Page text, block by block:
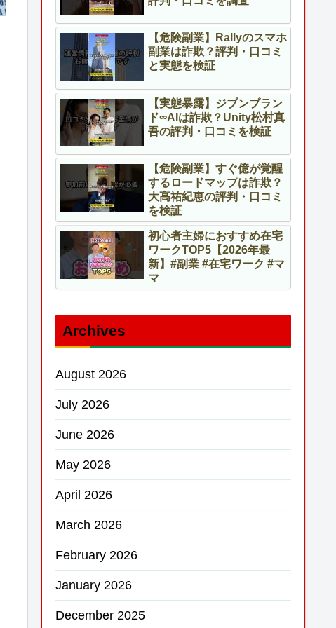
【危険副業】Rallyのスマホ
副業は詐欺？評判・口コミ
と実態を検証
【実態暴露】ジブンブラン
ド∞AIは詐欺？Unity松村真
吾の評判・口コミを検証
【危険副業】すぐ億が覚醒
するロードマップは詐欺？
大高祐紀恵の評判・口コミ
を検証
初心者主婦におすすめ在宅
ワークTOP5【2026年最
新】#副業 #在宅ワーク #マ
マ
Archives
August 2026
July 2026
June 2026
May 2026
April 2026
March 2026
February 2026
January 2026
December 2025